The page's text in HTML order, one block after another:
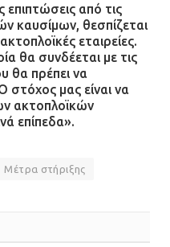
από τις
καυσίμων, θεσπίζεται
εταιρείες.
θα συνδέεται με τις
θα πρέπει να
στόχος μας είναι να
ακτοπλοϊκών
επίπεδα».
Μέτρα στήριξης